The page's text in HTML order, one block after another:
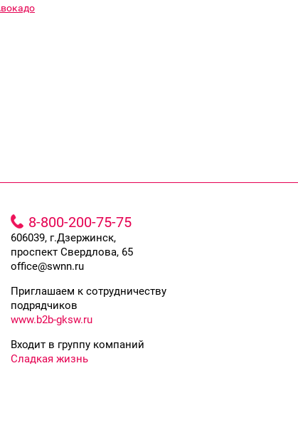
8-800-200-75-75
606039, г.Дзержинск,
проспект Свердлова, 65
office@swnn.ru
Приглашаем к сотрудничеству
подрядчиков
www.b2b-gksw.ru
Входит в группу компаний
Сладкая жизнь